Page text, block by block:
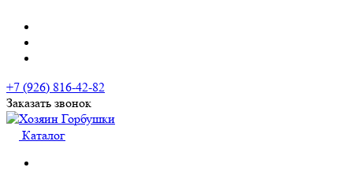
+7 (926) 816-42-82
Заказать звонок
Каталог